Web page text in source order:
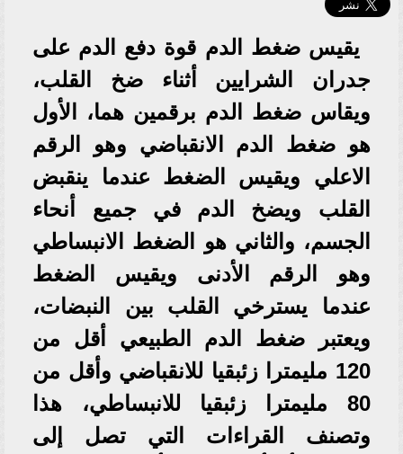
يقيس ضغط الدم قوة دفع الدم على
جدران الشرايين أثناء ضخ القلب،
ويقاس ضغط الدم برقمين هما، الأول
هو ضغط الدم الانقباضي وهو الرقم
الاعلي ويقيس الضغط عندما ينقبض
القلب ويضخ الدم في جميع أنحاء
الجسم، والثاني هو الضغط الانبساطي
وهو الرقم الأدنى ويقيس الضغط
عندما يسترخي القلب بين النبضات،
ويعتبر ضغط الدم الطبيعي أقل من
120 مليمترا زئبقيا للانقباضي وأقل من
80 مليمترا زئبقيا للانبساطي، هذا
وتصنف القراءات التي تصل إلى